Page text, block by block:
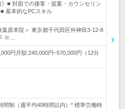
》■ 対面での接客・提案・カウンセリン
基本的なPCスキル
葉原本院＞ 東京都千代田区外神田3-12-8
※…
円月額:240,000円~570,000円（12分
間制（週平均40時間以内）* 標準労働時